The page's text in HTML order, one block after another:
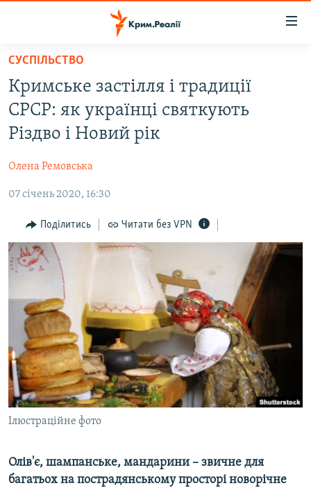
Перейти
основного
матеріалу
Перейти
до
основної
Перейти
пошуку
ВОДА.КРИМ
ВІДЕО ТА ФОТО
БЛОГИ
ПОГЛЯД
ІНТЕРВ'Ю
ВСЕ ЗА ДЕНЬ
СПЕЦПРОЕКТИ
ДЕПОРТАЦІЯ
ВІДЕОУРОКИ «ELIFBE»
СВІДЧЕННЯ ОКУПАЦІЇ
УКРАЇНСЬКА ПРОБЛЕМА КРИМУ
ІНФОГРАФІКА
ЯК ОБІЙТИ БЛОКУВАННЯ
Русский
Qırımtatar
ДОЛУЧАЙСЯ!
Усі сайти RFE/RL
СУСПІЛЬСТВО
Кримське застілля і традиції
СРСР: як українці святкують
Різдво і Новий рік
Олена Ремовська
07 січень 2020, 16:30
Поділитись Читати без VPN
Ілюстраційне фото
Олів'є, шампанське, мандарини – звичне для
багатьох на пострадянському просторі новорічне